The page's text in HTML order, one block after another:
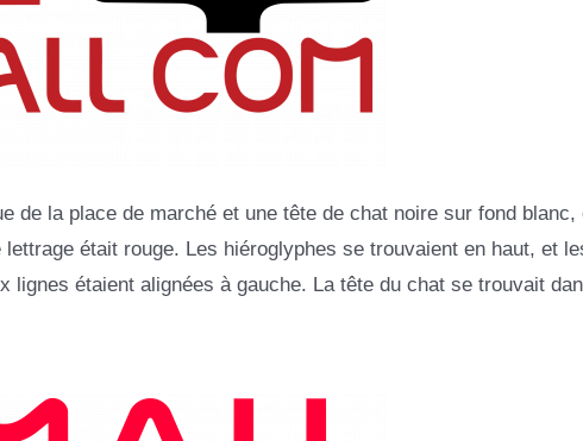
de la place de marché et une tête de chat noire sur fond blanc,
était rouge. Les hiéroglyphes se trouvaient en haut, et
lignes étaient alignées à gauche. La tête du chat se trouvait